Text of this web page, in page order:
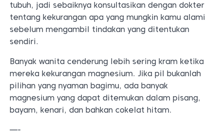
tubuh, jadi sebaiknya konsultasikan dengan dokter
tentang kekurangan apa yang mungkin kamu alami
sebelum mengambil tindakan yang ditentukan
sendiri.
Banyak wanita cenderung lebih sering kram ketika
mereka kekurangan magnesium. Jika pil bukanlah
pilihan yang nyaman bagimu, ada banyak
magnesium yang dapat ditemukan dalam pisang,
bayam, kenari, dan bahkan cokelat hitam.
—-